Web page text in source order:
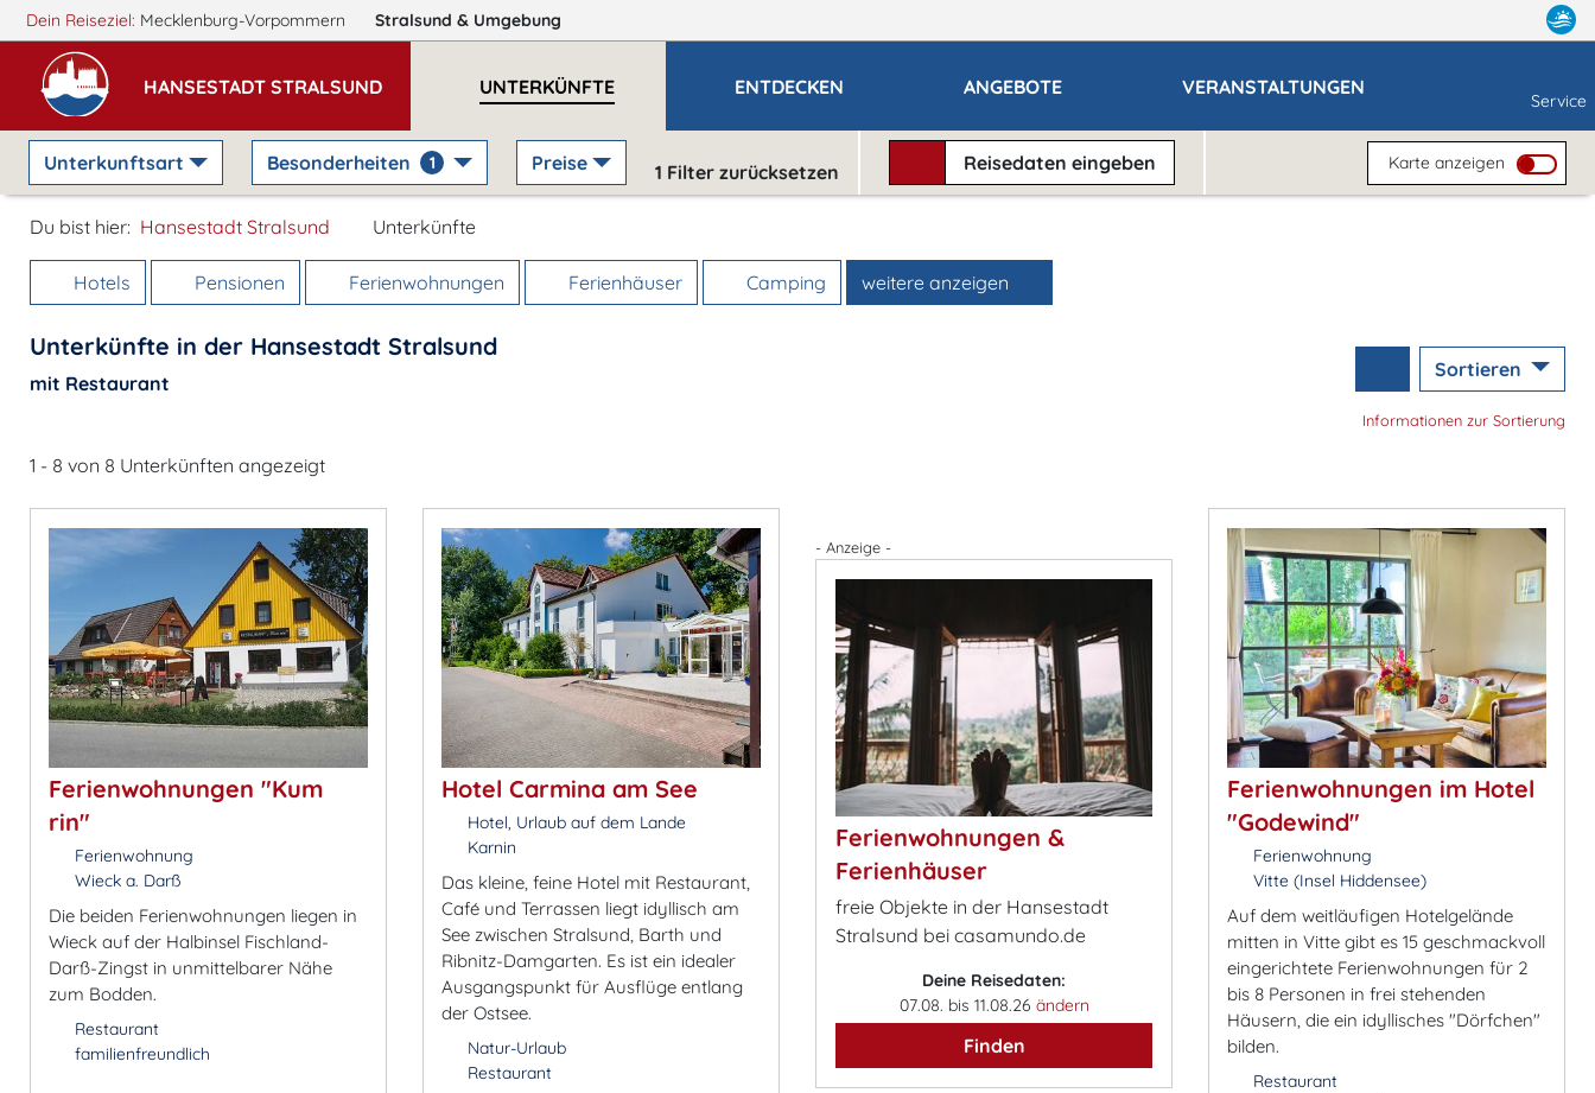
Dein Reiseziel: Mecklenburg-Vorpommern Stralsund & Umgebung
HANSESTADT STRALSUND UNTERKÜNFTE ENTDECKEN ANGEBOTE VERANSTALTUNGEN
Service
Unterkunftsart Besonderheiten 1 Preise 1 Filter zurücksetzen Reisedateneingeben Karte anzeigen
Du bist hier: Hansestadt Stralsund Unterkünfte
Hotels Pensionen Ferienwohnungen Ferienhäuser Camping weitere anzeigen
Unterkünfte in der Hansestadt Stralsund
mit Restaurant
Sortieren
Informationen zur Sortierung
1 - 8 von 8 Unterkünften angezeigt
Ferienwohnungen "Kum
rin"
Ferienwohnung
Wieck a. Darß
Die beiden Ferienwohnungen liegen in
Wieck auf der Halbinsel Fischland-
Darß-Zingst in unmittelbarer Nähe
zum Bodden.
Restaurant
familienfreundlich
Hotel Carmina am See
Hotel, Urlaub auf dem Lande
Karnin
Das kleine, feine Hotel mit Restaurant,
Café und Terrassen liegt idyllisch am
See zwischen Stralsund, Barth und
Ribnitz-Damgarten. Es ist ein idealer
Ausgangspunkt für Ausflüge entlang
der Ostsee.
Natur-Urlaub
Restaurant
- Anzeige -
Ferienwohnungen &
Ferienhäuser
freie Objekte in der Hansestadt
Stralsund bei casamundo.de
Deine Reisedaten:
07.08. bis 11.08.26 ändern
Finden
Ferienwohnungen im Hotel
"Godewind"
Ferienwohnung
Vitte (Insel Hiddensee)
Auf dem weitläufigen Hotelgelände
mitten in Vitte gibt es 15 geschmackvoll
eingerichtete Ferienwohnungen für 2
bis 8 Personen in frei stehenden
Häusern, die ein idyllisches "Dörfchen"
bilden.
Restaurant